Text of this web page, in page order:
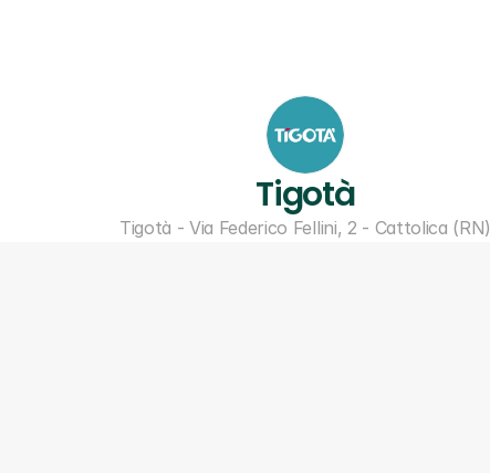
Tigotà
Tigotà - Via Federico Fellini, 2 - Cattolica (RN)